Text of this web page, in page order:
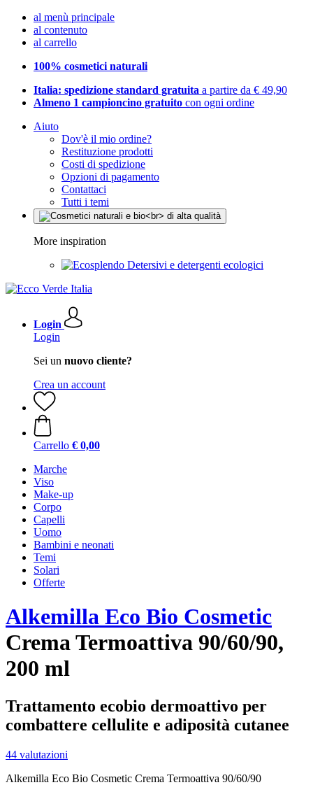
al menù principale
al contenuto
al carrello
100% cosmetici naturali
Italia: spedizione standard gratuita a partire da € 49,90
Almeno 1 campioncino gratuito con ogni ordine
Aiuto
Dov'è il mio ordine?
Restituzione prodotti
Costi di spedizione
Opzioni di pagamento
Contattaci
Tutti i temi
More inspiration
Detersivi e detergenti ecologici
Login
Login
Sei un nuovo cliente?
Crea un account
Carrello € 0,00
Marche
Viso
Make-up
Corpo
Capelli
Uomo
Bambini e neonati
Temi
Solari
Offerte
Alkemilla Eco Bio Cosmetic
Crema Termoattiva 90/60/90,
200 ml
Trattamento ecobio dermoattivo per
combattere cellulite e adiposità cutanee
44 valutazioni
Alkemilla Eco Bio Cosmetic Crema Termoattiva 90/60/90